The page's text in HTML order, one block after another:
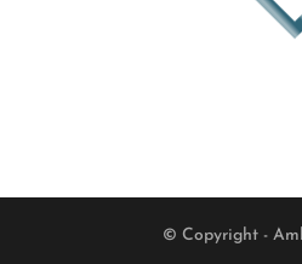
© Copyright -